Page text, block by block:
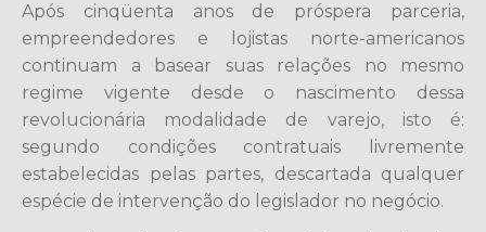
Após cinqüenta anos de próspera parceria,
empreendedores e lojistas norte-americanos
continuam a basear suas relações no mesmo
regime vigente desde o nascimento dessa
revolucionária modalidade de varejo, isto é:
segundo condições contratuais livremente
estabelecidas pelas partes, descartada qualquer
espécie de intervenção do legislador no negócio.